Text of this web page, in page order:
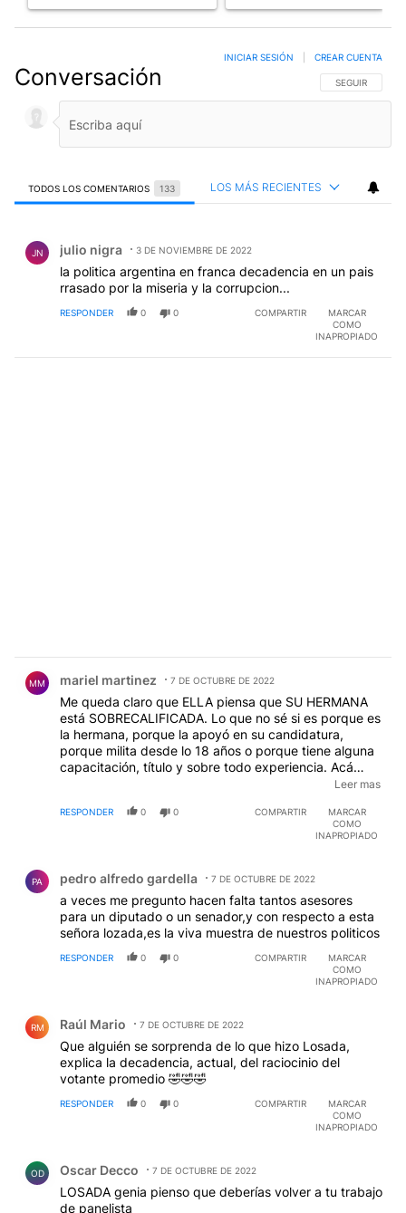
Conversación SIGA ESTA
SEGUIR
INICIAR SESIÓN CREAR CUENTA
TODOS LOS COMENTARIOS 133 LOS MÁS RECIENTES
JN julio nigra 3 DE NOVIEMBRE DE 2022
la politica argentina en franca decadencia en un pais
rrasado por la miseria y la corrupcion...
RESPONDER 0 0 COMPARTIR
MARCAR
COMO
INAPROPIADO
MM mariel martinez 7 DE OCTUBRE DE 2022
Me queda claro que ELLA piensa que SU HERMANA
está SOBRECALIFICADA. Lo que no sé si es porque es
la hermana, porque la apoyó en su candidatura,
porque milita desde lo 18 años o porque tiene alguna
capacitación, título y sobre todo experiencia. Acá
tiempo!
Leer mas
RESPONDER 0 0 COMPARTIR
MARCAR
COMO
INAPROPIADO
PA pedro alfredo gardella 7 DE OCTUBRE DE 2022
a veces me pregunto hacen falta tantos asesores
para un diputado o un senador,y con respecto a esta
señora lozada,es la viva muestra de nuestros politicos
RESPONDER 0 0 COMPARTIR
MARCAR
COMO
INAPROPIADO
RM Raúl Mario 7 DE OCTUBRE DE 2022
Que alguién se sorprenda de lo que hizo Losada,
explica la decadencia, actual, del raciocinio del
votante promedio 🤣🤣🤣
RESPONDER 0 0 COMPARTIR
MARCAR
COMO
INAPROPIADO
OD Oscar Decco 7 DE OCTUBRE DE 2022
LOSADA genia pienso que deberías volver a tu trabajo
de panelista